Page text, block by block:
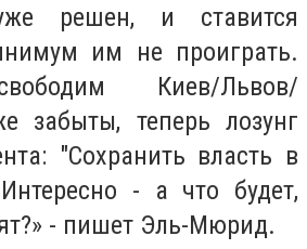
решен, и ставится
им не проиграть.
Киев/Львов/
забыты, теперь лозунг
"Сохранить власть в
- а что будет,
- пишет Эль-Мюрид.